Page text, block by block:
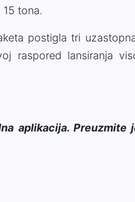
tona.
postigla tri
raspored lansiranja
aplikacija. Preuzmite